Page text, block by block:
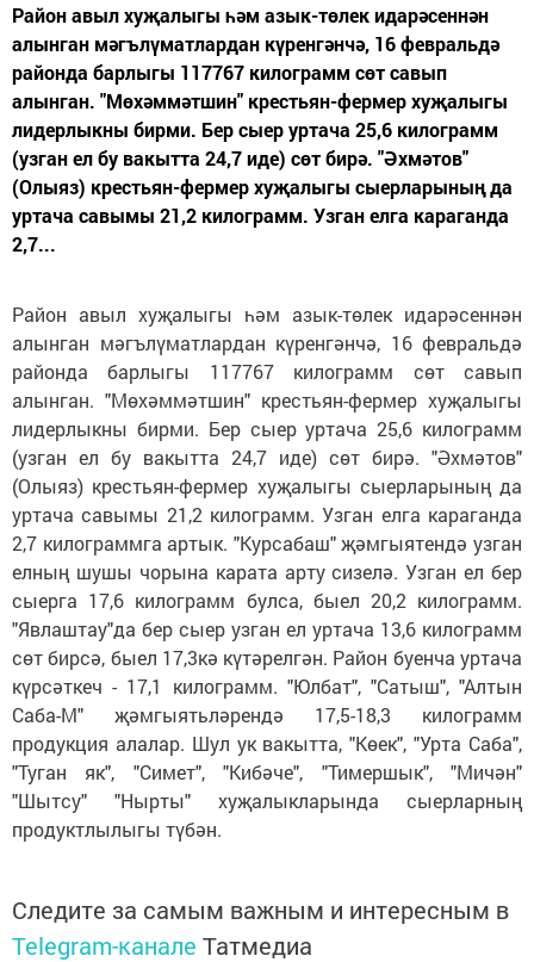
Район авыл хуҗалыгы һәм азык-төлек идарәсеннән
алынган мәгълүматлардан күренгәнчә, 16 февральдә
районда барлыгы 117767 килограмм сөт савып
алынган. "Мөхәммәтшин" крестьян-фермер хуҗалыгы
лидерлыкны бирми. Бер сыер уртача 25,6 килограмм
(узган ел бу вакытта 24,7 иде) сөт бирә. "Әхмәтов"
(Олыяз) крестьян-фермер хуҗалыгы сыерларының да
уртача савымы 21,2 килограмм. Узган елга караганда
2,7...
Район авыл хуҗалыгы һәм азык-төлек идарәсеннән
алынган мәгълүматлардан күренгәнчә, 16 февральдә
районда барлыгы 117767 килограмм сөт савып
алынган. "Мөхәммәтшин" крестьян-фермер хуҗалыгы
лидерлыкны бирми. Бер сыер уртача 25,6 килограмм
(узган ел бу вакытта 24,7 иде) сөт бирә. "Әхмәтов"
(Олыяз) крестьян-фермер хуҗалыгы сыерларының да
уртача савымы 21,2 килограмм. Узган елга караганда
2,7 килограммга артык. "Курсабаш" җәмгыятендә узган
елның шушы чорына карата арту сизелә. Узган ел бер
сыерга 17,6 килограмм булса, быел 20,2 килограмм.
"Явлаштау"да бер сыер узган ел уртача 13,6 килограмм
сөт бирсә, быел 17,3кә күтәрелгән. Район буенча уртача
күрсәткеч - 17,1 килограмм. "Юлбат", "Сатыш", "Алтын
Саба-М" җәмгыятьләрендә 17,5-18,3 килограмм
продукция алалар. Шул ук вакытта, "Көек", "Урта Саба",
"Туган як", "Симет", "Кибәче", "Тимершык", "Мичән"
"Шытсу" "Нырты" хуҗалыкларында сыерларның
продуктлылыгы түбән.
Следите за самым важным и интересным в
Telegram-канале Татмедиа